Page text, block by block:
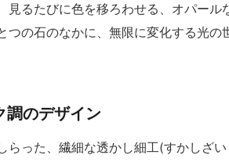
見るたびに色を移ろわせる、オパール
つの石のなかに、無限に変化する光の
調のデザイン
らった、繊細な透かし細工(すかしざ